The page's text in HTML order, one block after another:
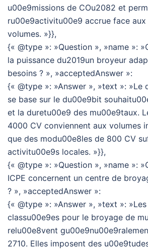
u00e9missions de COu2082 et
ru00e9activitu00e9 accrue face
volumes. »}},
{« @type »: »Question », »name »:
la puissance du2019un broyeur
besoins ? », »acceptedAnswer »:
{« @type »: »Answer », »text »: »Le
se base sur le du00e9bit
et la duretu00e9 des mu00e9taux.
4000 CV conviennent aux volumes
que des modu00e8les de 800 CV
activitu00e9s locales. »}},
{« @type »: »Question », »name »:
ICPE concernent un centre de
? », »acceptedAnswer »:
{« @type »: »Answer », »text »:
classu00e9es pour le broyage de
relu00e8vent
2710. Elles imposent des